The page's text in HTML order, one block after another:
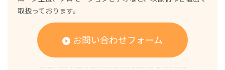
取扱っております。
お問い合わせフォーム